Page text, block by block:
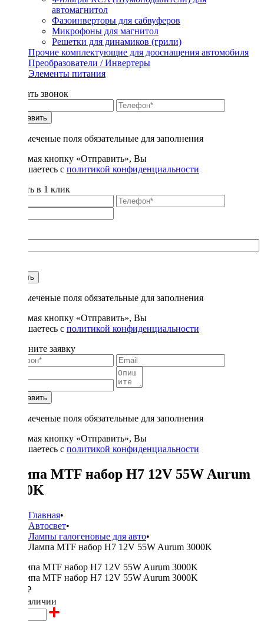
автомагнитол
Фазоинверторы для сабвуферов
Микрофоны для магнитол
Решетки для динамиков (грили)
Прочие комплектующие для дооснащения автомобиля
Преобразователи / Инвертеры
Элементы питания
Заказать звонок
Отправить
* - отмеченые поля обязательные для заполнения
Нажимая кнопку «Отправить», Вы
соглашаетесь с политикой конфиденциальности
Купить в 1 клик
Купить
* - отмеченые поля обязательные для заполнения
Нажимая кнопку «Отправить», Вы
соглашаетесь с политикой конфиденциальности
Заполните заявку
Отправить
* - отмеченые поля обязательные для заполнения
Нажимая кнопку «Отправить», Вы
соглашаетесь с политикой конфиденциальности
Лампа MTF набор H7 12V 55W Aurum
3000K
Главная•
Автосвет•
Лампы галогеновые для авто•
Лампа MTF набор H7 12V 55W Aurum 3000K
1650 ₽
в наличии